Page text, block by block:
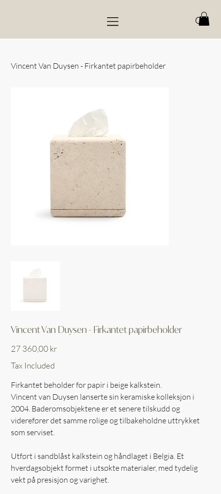
Vincent Van Duysen - Firkantet papirbeholder
Vincent Van Duysen - Firkantet papirbeholder
27 360,00 kr
Tax Included
Firkantet beholder for papir i beige kalkstein.
Vincent van Duysen lanserte sin keramiske kolleksjon i
2004. Baderomsobjektene er et senere tilskudd og
viderefører det samme rolige og tilbakeholdne uttrykket
som serviset.
Utført i sandblåst kalkstein og håndlaget i Belgia. Et
hverdagsobjekt formet i utsøkte materialer, med tydelig
vekt på presisjon og varighet.